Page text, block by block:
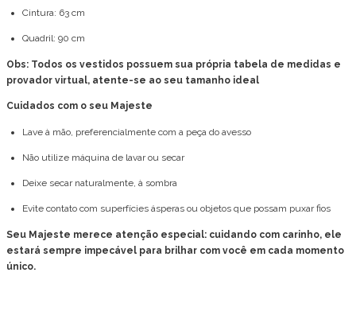
Cintura: 63 cm
Quadril: 90 cm
Obs: Todos os vestidos possuem sua própria tabela de medidas e
provador virtual, atente-se ao seu tamanho ideal
Cuidados com o seu Majeste
Lave à mão, preferencialmente com a peça do avesso
Não utilize máquina de lavar ou secar
Deixe secar naturalmente, à sombra
Evite contato com superfícies ásperas ou objetos que possam puxar fios
Seu Majeste merece atenção especial: cuidando com carinho, ele
estará sempre impecável para brilhar com você em cada momento
único.